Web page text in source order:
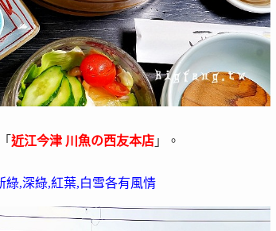
近江今津 川魚の西友本店 」。
綠,深綠,紅葉,白雪各有風情